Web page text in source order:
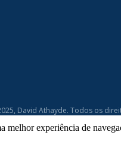
David Athayde. Todos os
experiência de